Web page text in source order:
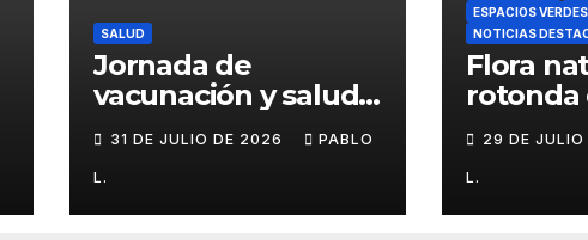
SALUD
Jornada de
vacunación y salud
bucal para chicos
31 DE JULIO DE 2026 PABLO
L.
ESPACIOS VERDES
NOTICIAS
Flora
rotonda
29 DE
L.